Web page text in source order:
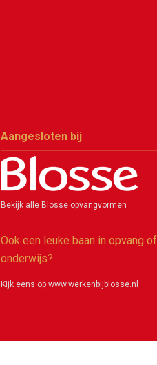
Aangesloten bij
Bekijk alle Blosse opvangvormen
Ook een leuke baan in opvang of
onderwijs?
Kijk eens op www.werkenbijblosse.nl